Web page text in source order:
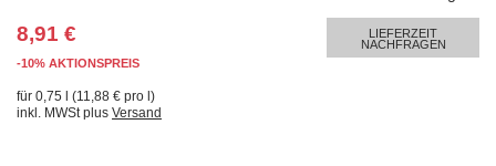
8,91 €
-10% AKTIONSPREIS
für 0,75 l (11,88 € pro l)
inkl. MWSt plus Versand
LIEFERZEIT
NACHFRAGEN